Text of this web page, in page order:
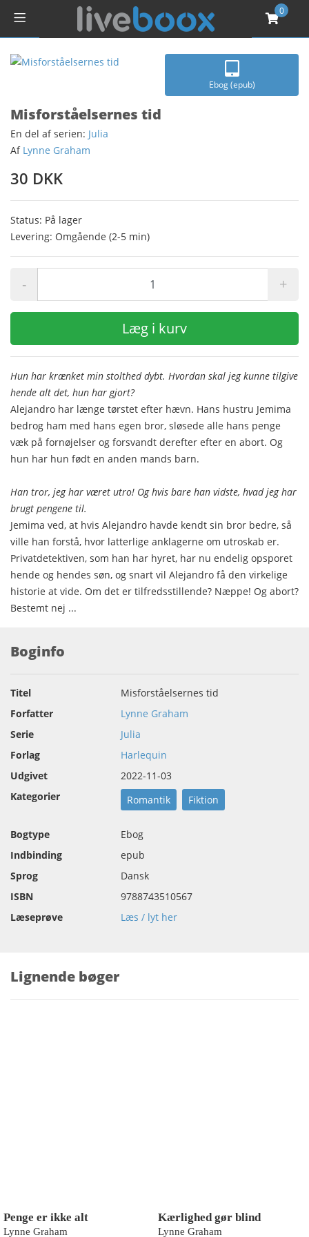
0
Ebog (epub)
Misforståelsernes tid
En del af serien: Julia
Af Lynne Graham
30 DKK
Status: På lager
Levering: Omgående (2-5 min)
- +
Læg i kurv
Hun har krænket min stolthed dybt. Hvordan skal jeg kunne tilgive
hende alt det, hun har gjort?
Alejandro har længe tørstet efter hævn. Hans hustru Jemima
bedrog ham med hans egen bror, sløsede alle hans penge
væk på fornøjelser og forsvandt derefter efter en abort. Og
hun har hun født en anden mands barn.
Han tror, jeg har været utro! Og hvis bare han vidste, hvad jeg har
brugt pengene til.
Jemima ved, at hvis Alejandro havde kendt sin bror bedre, så
ville han forstå, hvor latterlige anklagerne om utroskab er.
Privatdetektiven, som han har hyret, har nu endelig opsporet
hende og hendes søn, og snart vil Alejandro få den virkelige
historie at vide. Om det er tilfredsstillende? Næppe! Og abort?
Bestemt nej ...
Boginfo
Titel
Misforståelsernes tid
Forfatter
Lynne Graham
Serie
Julia
Forlag
Harlequin
Udgivet
2022-11-03
Kategorier
Romantik Fiktion
Bogtype
Ebog
Indbinding
epub
Sprog
Dansk
ISBN
9788743510567
Læseprøve
Læs / lyt her
Lignende bøger
Penge er ikke alt
Lynne Graham
Kærlighed gør blind
Lynne Graham